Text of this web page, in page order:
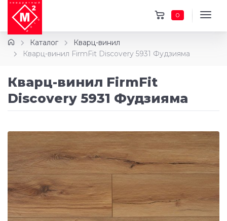
0
Каталог
Кварц-винил
Кварц-винил FirmFit Discovery 5931 Фудзияма
Кварц-винил FirmFit
Discovery 5931 Фудзияма